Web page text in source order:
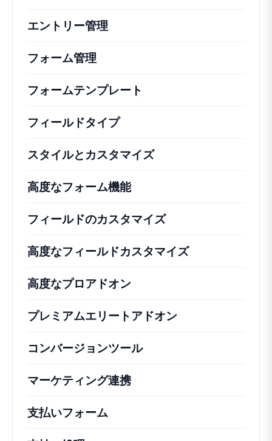
エントリー管理
フォーム管理
フォームテンプレート
フィールドタイプ
スタイルとカスタマイズ
高度なフォーム機能
フィールドのカスタマイズ
高度なフィールドカスタマイズ
高度なプロアドオン
プレミアムエリートアドオン
コンバージョンツール
マーケティング連携
支払いフォーム